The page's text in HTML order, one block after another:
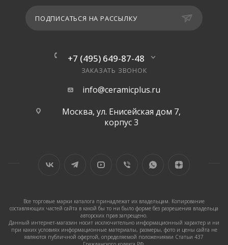
ПОДПИСАТЬСЯ НА РАССЫЛКУ
+7 (495) 649-87-48
ЗАКАЗАТЬ ЗВОНОК
info@ceramicplus.ru
Москва, ул. Енисейская дом 7,
корпус 3
Все торговые марки каталога принадлежат их владельцам. Копирование
составляющих частей сайта в какой бы то ни было форме без разрешения владельца
авторских прав запрещено.
Данный интернет-магазин носит исключительно информационный характер и ни
при каких условиях информационные материалы, размеры, фото и цены сайта не
являются публичной офертой, определяемой положениями Статьи 437